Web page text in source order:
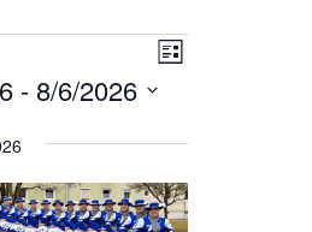
Ansichten-
Navigation
Ansichten-
Liste
- 8/6/2026